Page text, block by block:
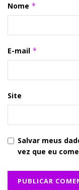
Nome *
E-mail *
Site
Salvar meus
vez que eu